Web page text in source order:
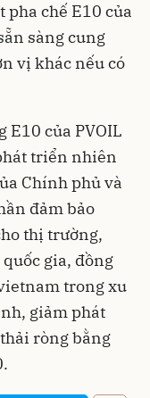
pha chế E10 của
sàng cung
vị khác nếu có
của PVOIL
triển nhiên
Chính phủ và
đảm bảo
thị trường,
gia, đồng
trong xu
giảm phát
ròng bằng